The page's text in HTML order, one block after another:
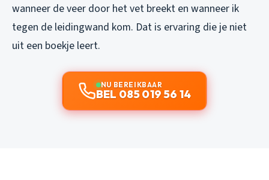
wanneer de veer door het vet breekt en wanneer ik
tegen de leidingwand kom. Dat is ervaring die je niet
uit een boekje leert.
NU BEREIKBAAR
BEL 085 019 56 14